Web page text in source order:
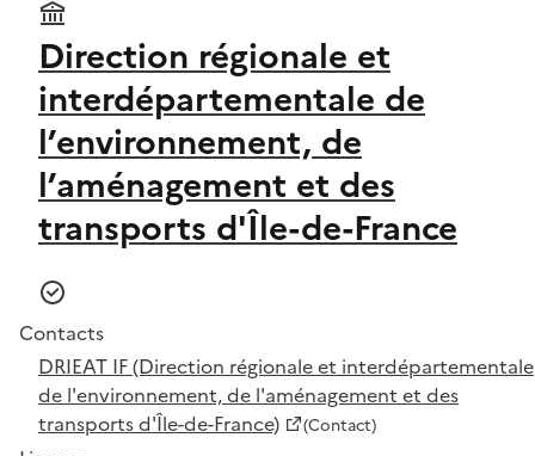
Direction régionale et
interdépartementale de
l’environnement, de
l’aménagement et des
transports d'Île-de-France
Contacts
DRIEAT IF (Direction régionale et interdépartementale
de l'environnement, de l'aménagement et des
transports d'Île-de-France)
(Contact)